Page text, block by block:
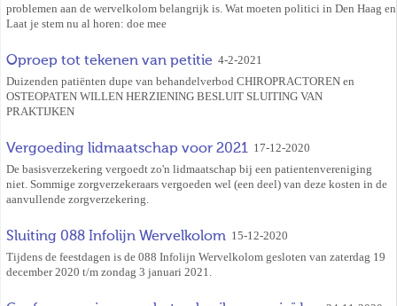
problemen aan de wervelkolom belangrijk is. Wat moeten politici in Den Haag
Laat je stem nu al horen: doe mee
Oproep tot tekenen van petitie 4-2-2021
Duizenden patiënten dupe van behandelverbod CHIROPRACTOREN en
OSTEOPATEN WILLEN HERZIENING BESLUIT SLUITING VAN
PRAKTIJKEN
Vergoeding lidmaatschap voor 2021 17-12-2020
De basisverzekering vergoedt zo'n lidmaatschap bij een patientenvereniging
niet. Sommige zorgverzekeraars vergoeden wel (een deel) van deze kosten in de
aanvullende zorgverzekering.
Sluiting 088 Infolijn Wervelkolom 15-12-2020
Tijdens de feestdagen is de 088 Infolijn Wervelkolom gesloten van zaterdag 19
december 2020 t/m zondag 3 januari 2021.